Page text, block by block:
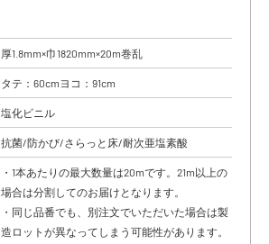
厚1.8mm×巾1820mm×20m巻乱
タテ：60cmヨコ：91cm
塩化ビニル
抗菌/防かび/さらっと床/耐次亜塩素酸
・1本あたりの最大数量は20mです。21m以上の
場合は分割してのお届けとなります。
・同じ品番でも、別注文でいただいた場合は製
造ロットが異なってしまう可能性があります。